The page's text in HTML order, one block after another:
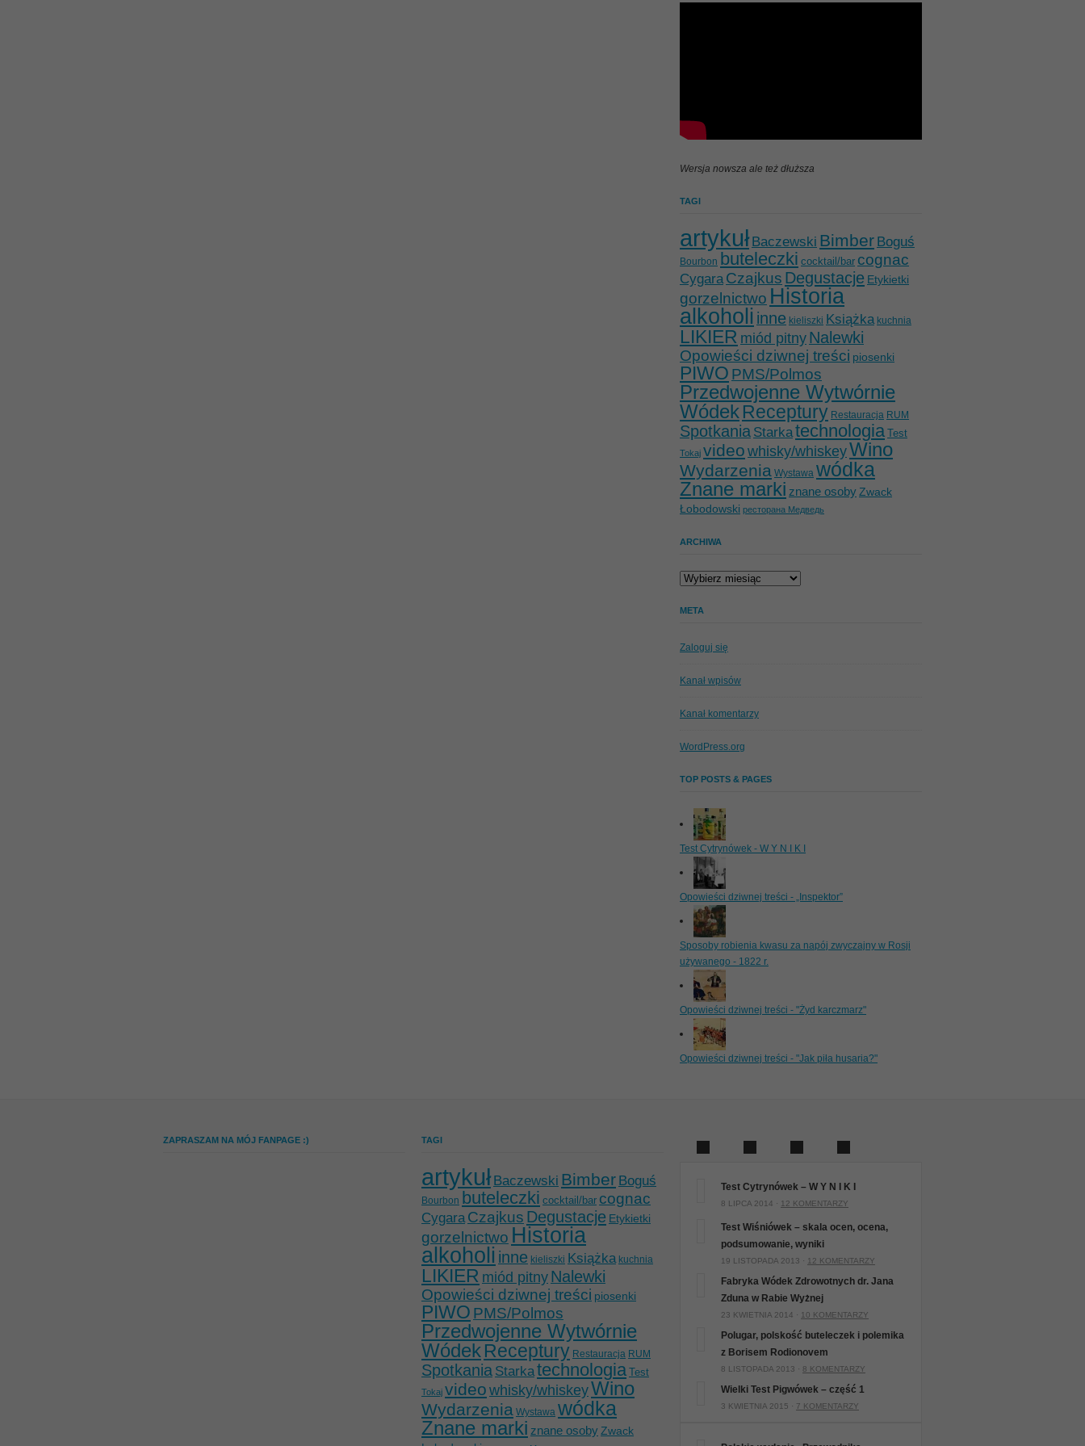
Wersja nowsza ale też dłuższa
TAGI
artykuł Baczewski Bimber Boguś
Bourbon buteleczki cocktail/bar cognac
Cygara Czajkus Degustacje Etykietki
gorzelnictwo Historia
alkoholi inne kieliszki Książka kuchnia
LIKIER miód pitny Nalewki
Opowieści dziwnej treści piosenki
PIWO PMS/Polmos
Przedwojenne Wytwórnie
WódekReceptury Restauracja RUM
Spotkania Starkatechnologia Test
Tokaj videowhisky/whiskeyWino
Wydarzenia Wystawa wódka
Znane marki znane osoby Zwack
Łobodowski ресторана Медведь
ARCHIWA
Archiwa
META
Zaloguj się
Kanał wpisów
Kanał komentarzy
WordPress.org
TOP POSTS & PAGES
Test Cytrynówek - W Y N I K I
Opowieści dziwnej treści - „Inspektor”
Sposoby robienia kwasu za napój zwyczajny w Rosji
używanego - 1822 r.
Opowieści dziwnej treści - "Żyd karczmarz"
Opowieści dziwnej treści - "Jak piła husaria?"
ZAPRASZAM NA MÓJ FANPAGE :) TAGI
artykuł Baczewski Bimber Boguś
Bourbon buteleczki cocktail/bar cognac
Cygara Czajkus Degustacje Etykietki
gorzelnictwo Historia
alkoholi inne kieliszki Książka kuchnia
LIKIER miód pitny Nalewki
Opowieści dziwnej treści piosenki
PIWO PMS/Polmos
Przedwojenne Wytwórnie
WódekReceptury Restauracja RUM
Spotkania Starkatechnologia Test
Tokaj videowhisky/whiskeyWino
Wydarzenia Wystawa wódka
Znane marki znane osoby Zwack
Test Cytrynówek – W Y N I K I
8 LIPCA 2014 · 12 KOMENTARZY
Test Wiśniówek – skala ocen, ocena,
podsumowanie, wyniki
19 LISTOPADA 2013 · 12 KOMENTARZY
Fabryka Wódek Zdrowotnych dr. Jana
Zduna w Rabie Wyżnej
23 KWIETNIA 2014 · 10 KOMENTARZY
Polugar, polskość buteleczek i polemika
z Borisem Rodionovem
8 LISTOPADA 2013 · 8 KOMENTARZY
Wielki Test Pigwówek – część 1
3 KWIETNIA 2015 · 7 KOMENTARZY